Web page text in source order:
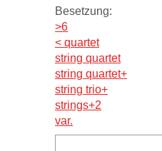
Besetzung:
>6
< quartet
string quartet
string quartet+
string trio+
strings+2
var.